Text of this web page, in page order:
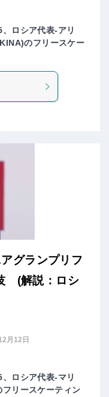
ロシア代表-アリ
のフリースケー
グランプリフ
(解説：ロシ
月12日
ロシア代表-マリ
リースケーティン